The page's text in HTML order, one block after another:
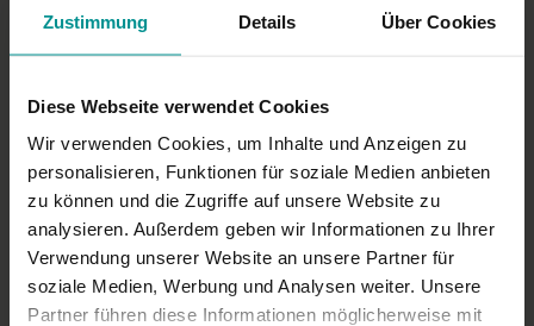
Zustimmung Details Über Cookies
Diese Webseite verwendet Cookies
Wir verwenden Cookies, um Inhalte und Anzeigen zu
personalisieren, Funktionen für soziale Medien anbieten
zu können und die Zugriffe auf unsere Website zu
analysieren. Außerdem geben wir Informationen zu Ihrer
Verwendung unserer Website an unsere Partner für
soziale Medien, Werbung und Analysen weiter. Unsere
Partner führen diese Informationen möglicherweise mit
war heute zu unkonzentriert. Werde es wiederholen.
Mehr laden
Ähnliche Videos